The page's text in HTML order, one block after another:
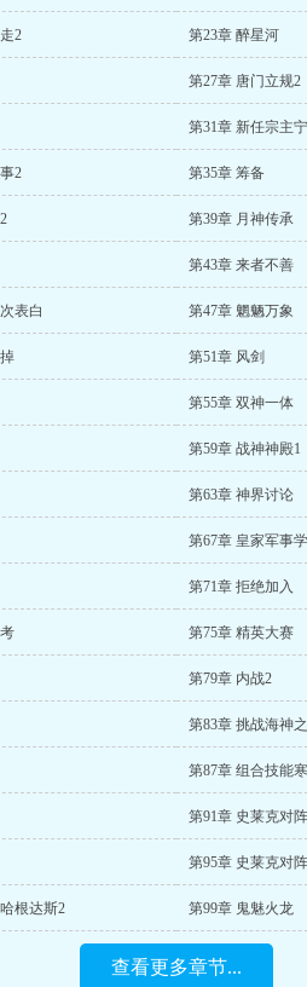
2 第23章 醉星河
第27章 唐门立规2
第31章 新任宗主
2 第35章 筹备
第39章 月神传承
第43章 来者不善
表白 第47章 魍魉万象
第51章 风剑
第55章 双神一体
第59章 战神神殿1
第63章 神界讨论
第67章 皇家军事
第71章 拒绝加入
第75章 精英大赛
第79章 内战2
第83章 挑战海神
第87章 组合技能
第91章 史莱克对
第95章 史莱克对
根达斯2 第99章 鬼魅火龙
查看更多章节...